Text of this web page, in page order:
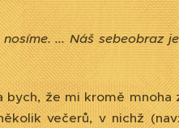
... Náš sebeobraz
bych, že mi kromě
večerů, v nichž